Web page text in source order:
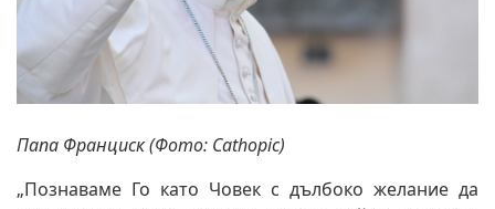
Папа Франциск (Фото: Cathopic)
„Познаваме Го като Човек с дълбоко желание да